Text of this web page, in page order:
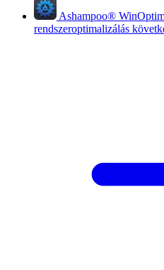
Ashampoo®
rendszeroptimalizálás